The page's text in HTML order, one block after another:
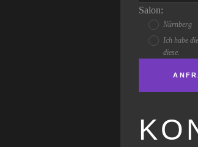
Salon:
Nürnberg
Ich habe
diese.